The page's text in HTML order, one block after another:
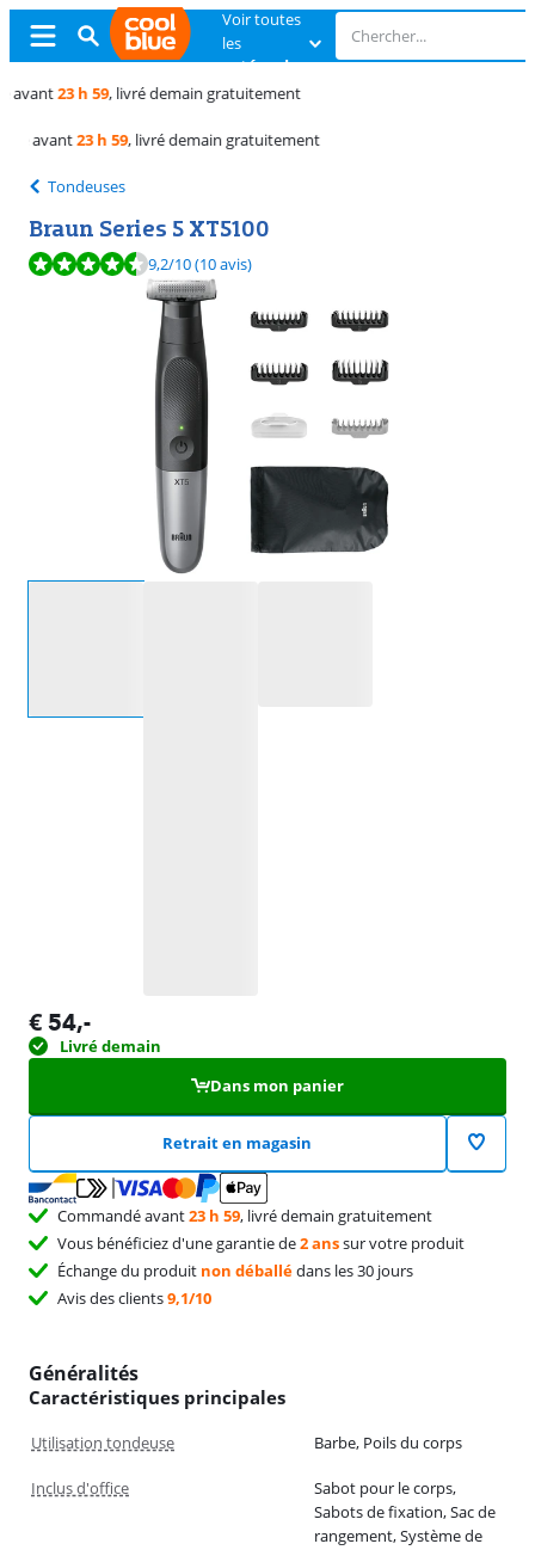
Voir toutes
les
catégories
Échange du produit
Échange du produit
Tondeuses
Braun Series 5 XT5100
La note est de 9,2 sur 10, basée sur 10 avis.
9,2/10(10 avis)
€ 54,-
Livré demain
Dans mon panier
Retrait en magasin
Commandé avant23 h 59, livré demain gratuitement
Vous bénéficiez d'une garantie de2 anssur votre produit
Échange du produit non déballédans les 30 jours
Avis des clients9,1/10
Généralités
Caractéristiques principales
Utilisation tondeuse Barbe, Poils du corps
Inclus d'office
Sabot pour le corps,
Sabots de fixation, Sac de
rangement, Système de